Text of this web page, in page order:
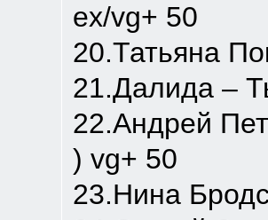
ex/vg+ 50
20.Татьяна
21.Далида ‎–
22.Андрей
) vg+ 50
23.Нина